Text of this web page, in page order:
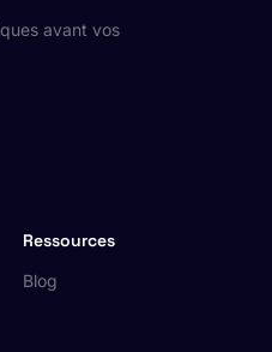
avant vos
Ressources
Blog